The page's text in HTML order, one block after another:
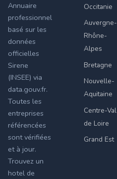
Annuaire
professionnel
basé sur les
données
officielles
Sirene
(INSEE) via
data.gouv.fr.
Toutes les
entreprises
référencées
sont vérifiées
et à jour.
Trouvez un
hotel de
Occitanie
Auvergne-
Rhône-
Alpes
Bretagne
Nouvelle-
Aquitaine
Centre-Val
de Loire
Grand Est